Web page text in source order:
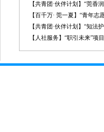
【共青团·伙伴计划】“莞
【百千万· 莞一夏】“青年
【共青团·伙伴计划】“知法
【人社服务】“职引未来”